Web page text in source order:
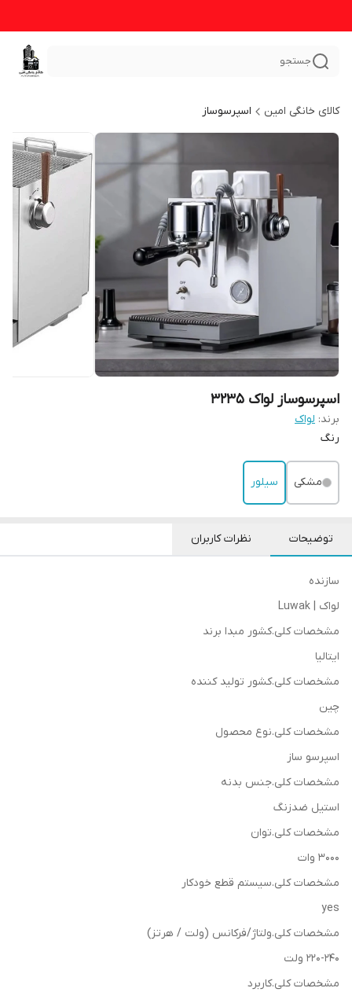
جستجو
کالای خانگی امین اسپرسوساز
اسپرسوساز لواک 3235
برند: لواک
رنگ
مشکی سیلور
توضیحات نظرات کاربران
سازنده
لواک | Luwak
مشخصات کلی.کشور مبدا برند
ایتالیا
مشخصات کلی.کشور تولید کننده
چین
مشخصات کلی.نوع محصول
اسپرسو ساز
مشخصات کلی.جنس بدنه
استیل ضدزنگ
مشخصات کلی.توان
3000 وات
مشخصات کلی.سیستم قطع خودکار
yes
مشخصات کلی.ولتاژ/فرکانس (ولت / هرتز)
220-240 ولت
مشخصات کلی.کاربرد